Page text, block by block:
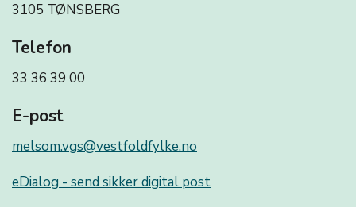
3105 TØNSBERG
Telefon
33 36 39 00
E-post
melsom.vgs@vestfoldfylke.no
eDialog - send sikker digital post